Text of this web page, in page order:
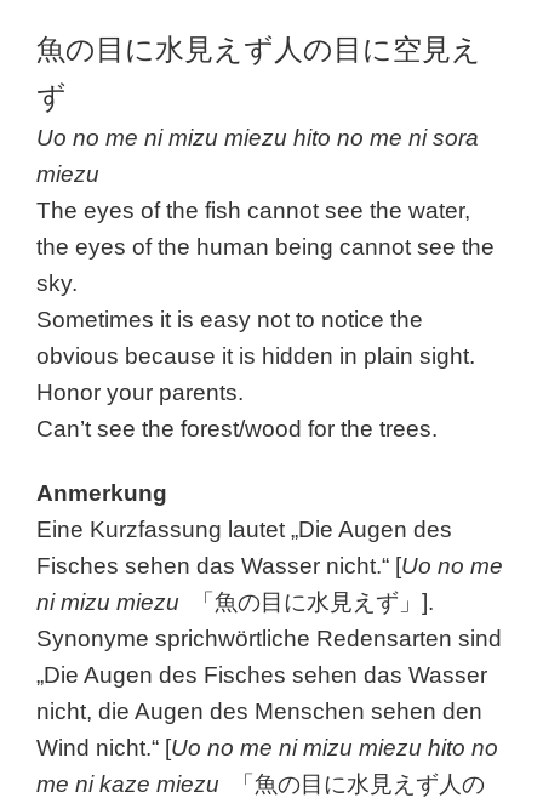
魚の目に水見えず人の目に空見え
ず
Uo no me ni mizu miezu hito no me ni sora
miezu
The eyes of the fish cannot see the water,
the eyes of the human being cannot see the
sky.
Sometimes it is easy not to notice the
obvious because it is hidden in plain sight.
Honor your parents.
Can’t see the forest/wood for the trees.
Anmerkung
Eine Kurzfassung lautet „Die Augen des
Fisches sehen das Wasser nicht.“ [Uo no me
ni mizu miezu 「魚の目に水見えず」].
Synonyme sprichwörtliche Redensarten sind
„Die Augen des Fisches sehen das Wasser
nicht, die Augen des Menschen sehen den
Wind nicht.“ [Uo no me ni mizu miezu hito no
me ni kaze miezu 「魚の目に水見えず人の